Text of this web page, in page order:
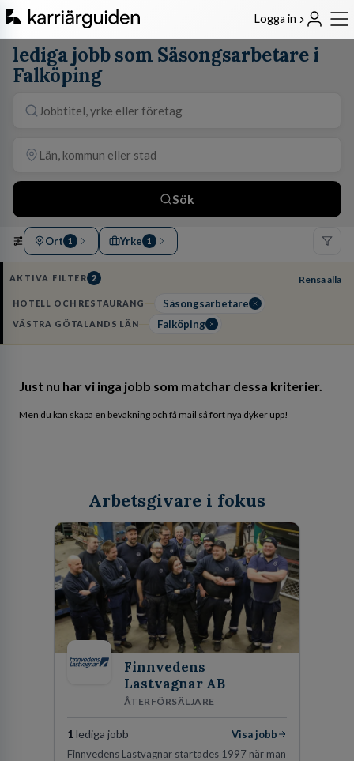
Logga in
lediga jobb som Säsongsarbetare i
Falköping
Sök
Ort 1 Yrke 1
AKTIVA FILTER 2 Rensa alla
HOTELL OCH RESTAURANG Säsongsarbetare
VÄSTRA GÖTALANDS LÄN Falköping
Just nu har vi inga jobb som matchar dessa kriterier.
Men du kan skapa en bevakning och få mail så fort nya dyker upp!
Arbetsgivare i fokus
Finnvedens
Lastvagnar AB
ÅTERFÖRSÄLJARE
1lediga jobb
Visa jobb
Finnvedens Lastvagnar startades 1997 när man